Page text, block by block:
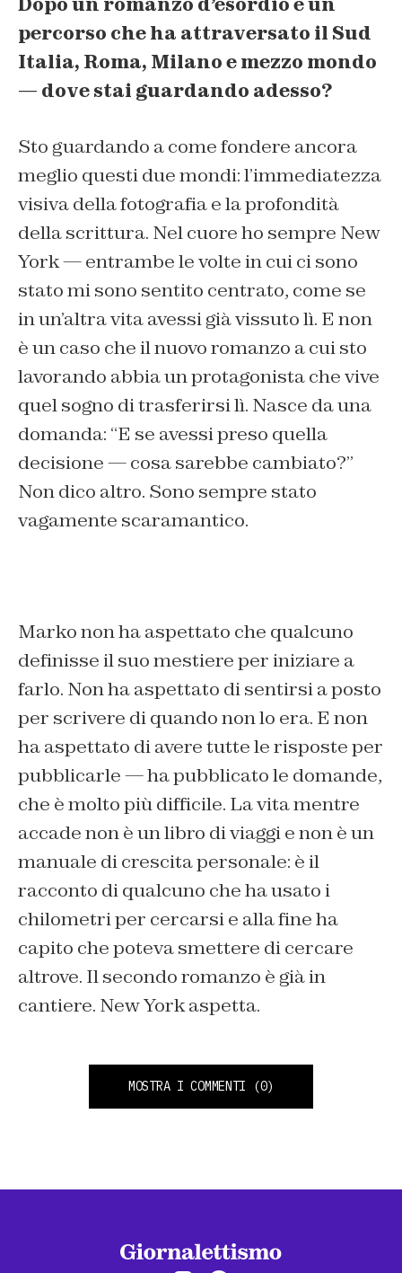
percorso che ha attraversato il Sud
Italia, Roma, Milano e mezzo mondo
— dove stai guardando adesso?
Sto guardando a come fondere ancora
meglio questi due mondi: l’immediatezza
visiva della fotografia e la profondità
della scrittura. Nel cuore ho sempre New
York — entrambe le volte in cui ci sono
stato mi sono sentito centrato, come se
in un’altra vita avessi già vissuto lì. E non
è un caso che il nuovo romanzo a cui sto
lavorando abbia un protagonista che vive
quel sogno di trasferirsi lì. Nasce da una
domanda: “E se avessi preso quella
decisione — cosa sarebbe cambiato?”
Non dico altro. Sono sempre stato
vagamente scaramantico.
Marko non ha aspettato che qualcuno
definisse il suo mestiere per iniziare a
farlo. Non ha aspettato di sentirsi a posto
per scrivere di quando non lo era. E non
ha aspettato di avere tutte le risposte per
pubblicarle — ha pubblicato le domande,
che è molto più difficile. La vita mentre
accadenon è un libro di viaggi e non è un
manuale di crescita personale: è il
racconto di qualcuno che ha usato i
chilometri per cercarsi e alla fine ha
capito che poteva smettere di cercare
altrove. Il secondo romanzo è già in
cantiere. New York aspetta.
MOSTRA I COMMENTI (0)